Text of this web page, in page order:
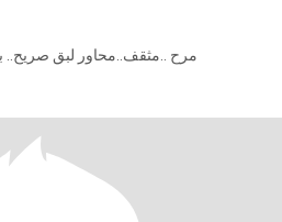
مرح ..مثقف..محاور لبق صريح..